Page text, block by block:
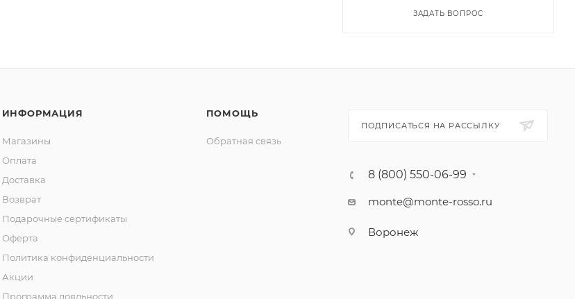
ЗАДАТЬ ВОПРОС
ИНФОРМАЦИЯ
Магазины
Оплата
Доставка
Возврат
Подарочные сертификаты
Оферта
Политика конфиденциальности
Акции
Программа лояльности
ПОМОЩЬ
Обратная связь
ПОДПИСАТЬСЯ НА РАССЫЛКУ
8 (800) 550-06-99
monte@monte-rosso.ru
Воронеж